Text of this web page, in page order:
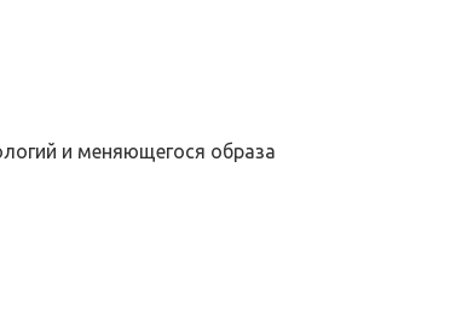
и меняющегося образа